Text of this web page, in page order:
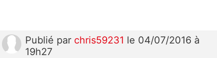
Publié par chris59231 le 04/07/2016 à
19h27